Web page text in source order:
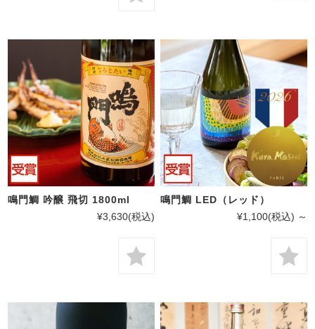
鳴門鯛 吟醸 飛切 1800ml
¥3,630(税込)
鳴門鯛 LED（レッド）
¥1,100(税込) ～